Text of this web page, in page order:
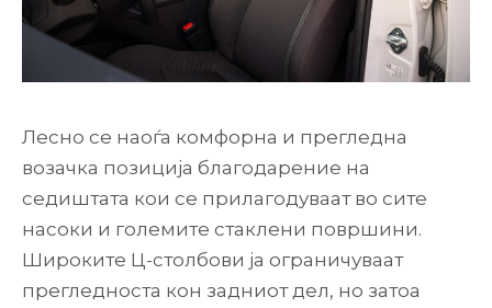
Лесно се наоѓа комфорна и прегледна
возачка позиција благодарение на
седиштата кои се прилагодуваат во сите
насоки и големите стаклени површини.
Широките Ц-столбови ја ограничуваат
прегледноста кон задниот дел, но затоа